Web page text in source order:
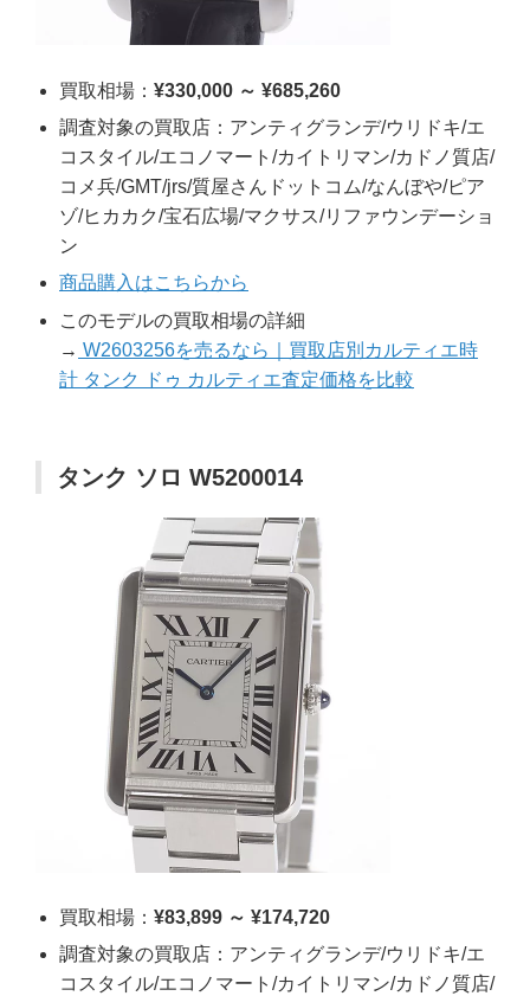
買取相場： ¥330,000 ～ ¥685,260
調査対象の買取店：アンティグランデ/ウリドキ/エ
コスタイル/エコノマート/カイトリマン/カドノ質店/
コメ兵/GMT/jrs/質屋さんドットコム/なんぼや/ピア
ゾ/ヒカカク/宝石広場/マクサス/リファウンデーショ
ン
商品購入はこちらから
このモデルの買取相場の詳細
→ W2603256を売るなら｜買取店別カルティエ時
計 タンク ドゥ カルティエ査定価格を比較
タンク ソロ W5200014
買取相場： ¥83,899 ～ ¥174,720
調査対象の買取店：アンティグランデ/ウリドキ/エ
コスタイル/エコノマート/カイトリマン/カドノ質店/